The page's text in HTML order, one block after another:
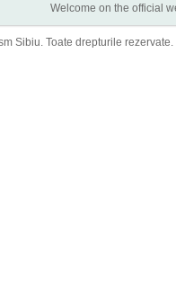
Welcome on the official
Sibiu. Toate drepturile rezervate.